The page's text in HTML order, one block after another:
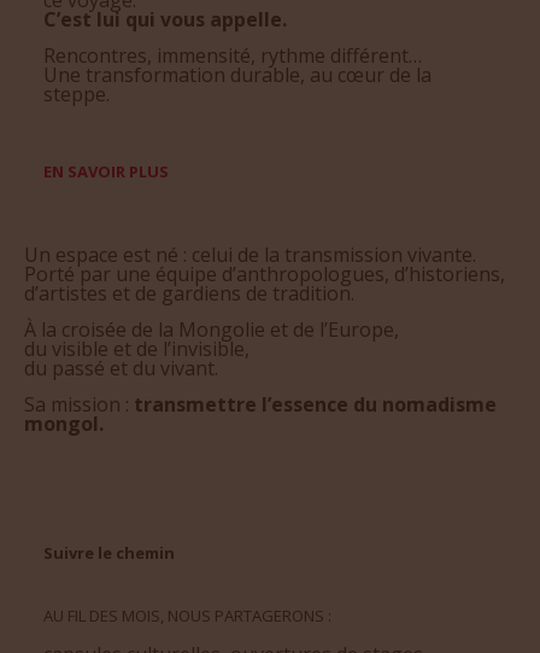
C’est lui qui vous appelle.
Rencontres, immensité, rythme différent…
Une transformation durable, au cœur de la
steppe.
EN SAVOIR PLUS
Un espace est né : celui de la transmission vivante.
Porté par une équipe d’anthropologues, d’historiens,
d’artistes et de gardiens de tradition.
À la croisée de la Mongolie et de l’Europe,
du visible et de l’invisible,
du passé et du vivant.
Sa mission : transmettre l’essence du nomadisme
mongol.
Suivre le chemin
AU FIL DES MOIS, NOUS PARTAGERONS :